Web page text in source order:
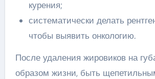
курения;
систематически делать
чтобы выявить онкологию.
После удаления жировиков на
образом жизни, быть